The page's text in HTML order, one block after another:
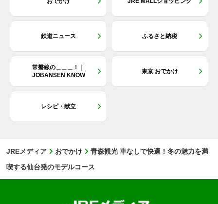
鉄道ニュース ふるさと納税
常磐線の＿＿＿！｜
JOBANSEN KNOW
東京 おでかけ
レシピ・献立
JREメディア おでかけ
青森観光 車なしで快適！冬の魅力を満
喫する仙台発のモデルコース